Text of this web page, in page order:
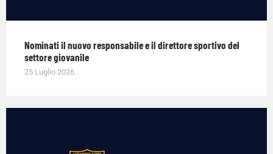
Nominati il nuovo responsabile e il direttore sportivo del
settore giovanile
25 Luglio 2026